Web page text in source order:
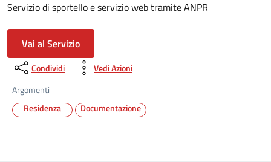
Servizio di sportello e servizio web tramite ANPR
Vai al Servizio
Condividi
Vedi Azioni
Argomenti
Residenza
Documentazione